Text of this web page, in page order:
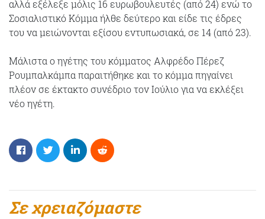
αλλά εξέλεξε μόλις 16 ευρωβουλευτές (από 24) ενώ το
Σοσιαλιστικό Κόμμα ήλθε δεύτερο και είδε τις έδρες
του να μειώνονται εξίσου εντυπωσιακά, σε 14 (από 23).
Μάλιστα ο ηγέτης του κόμματος Αλφρέδο Πέρεζ
Ρουμπαλκάμπα παραιτήθηκε και το κόμμα πηγαίνει
πλέον σε έκτακτο συνέδριο τον Ιούλιο για να εκλέξει
νέο ηγέτη.
Σε χρειαζόμαστε